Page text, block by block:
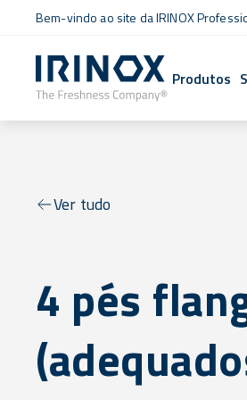
Bem-vindo ao site da IRINOX
Produtos
Ver tudo
4 pés